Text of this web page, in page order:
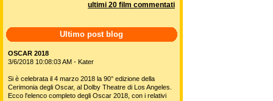
ultimi 20 film commentati
Ultimo post blog
OSCAR 2018
3/6/2018 10:08:03 AM - Kater
Si è celebrata il 4 marzo 2018 la 90° edizione della
Cerimonia degli Oscar, al Dolby Theatre di Los Angeles.
Ecco l'elenco completo degli Oscar 2018, con i relativi